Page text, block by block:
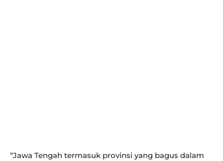
“Jawa Tengah termasuk provinsi yang bagus dalam